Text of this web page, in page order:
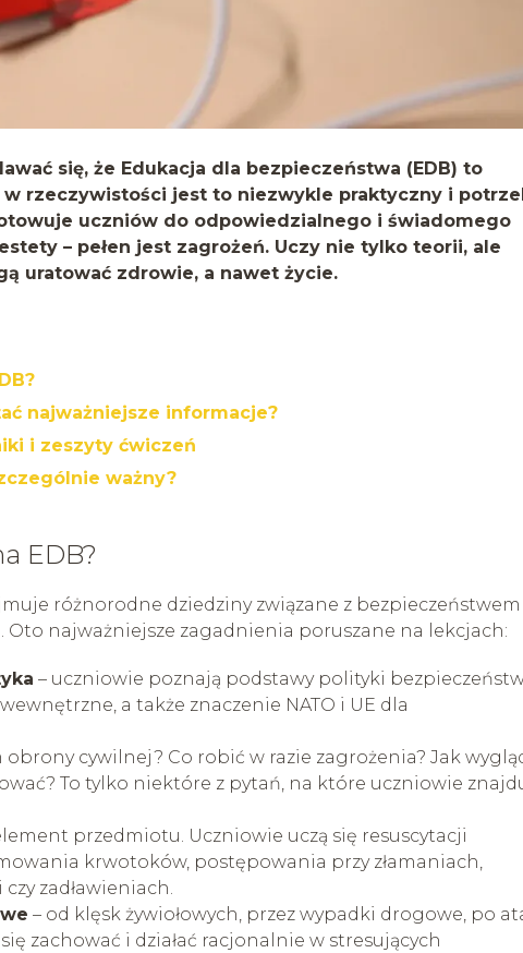
się, że Edukacja dla bezpieczeństwa (EDB) to
rzeczywistości jest to niezwykle praktyczny i
uczniów do odpowiedzialnego i świadomego
– pełen jest zagrożeń. Uczy nie tylko teorii, ale
uratować zdrowie, a nawet życie.
najważniejsze informacje?
i zeszyty ćwiczeń
ważny?
EDB?
różnorodne dziedziny związane z bezpieczeństwem
najważniejsze zagadnienia poruszane na lekcjach:
– uczniowie poznają podstawy polityki
a także znaczenie NATO i UE dla
obrony cywilnej? Co robić w razie zagrożenia? Jak
To tylko niektóre z pytań, na które uczniowie
przedmiotu. Uczniowie uczą się resuscytacji
krwotoków, postępowania przy złamaniach,
zadławieniach.
– od klęsk żywiołowych, przez wypadki drogowe, po
zachować i działać racjonalnie w stresujących